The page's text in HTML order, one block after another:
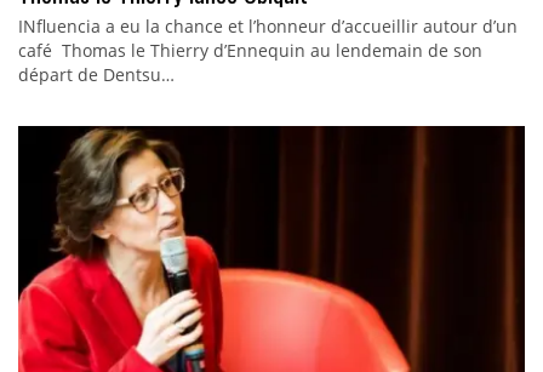
INfluencia a eu la chance et l’honneur d’accueillir autour d’un
café Thomas le Thierry d’Ennequin au lendemain de son
départ de Dentsu…